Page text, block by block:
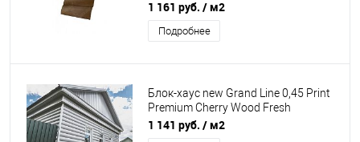
TwinColor
1 161 руб. / м2
Подробнее
Блок-хаус new Grand Line 0,45 Print
Premium Cherry Wood Fresh
TwinColor
1 141 руб. / м2